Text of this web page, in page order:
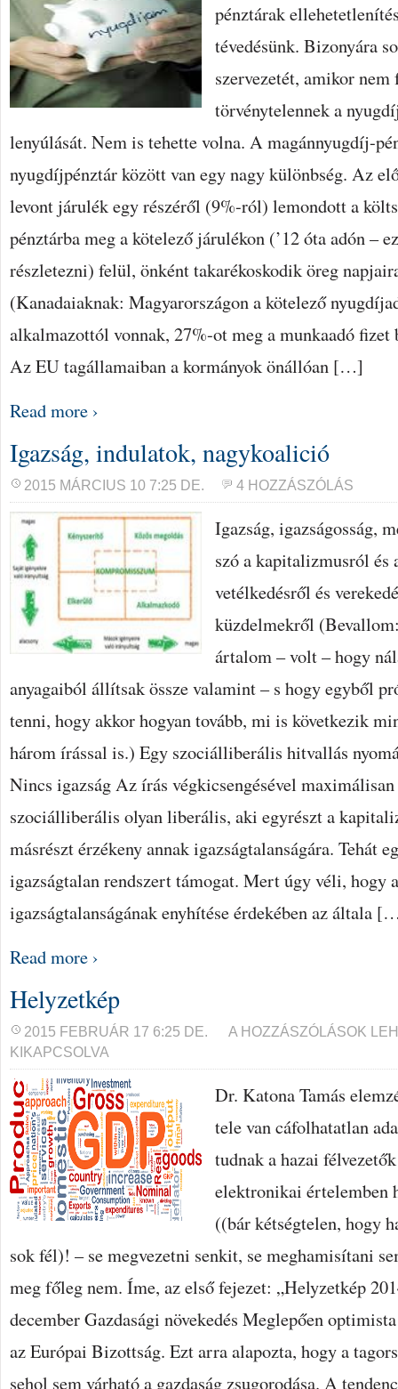
pénztárak
tévedésünk. Bizonyára
szervezetét, amikor nem
törvénytelennek a
lenyúlását. Nem is tehette volna. A magánnyugdíj-
nyugdíjpénztár között van egy nagy különbség. Az
levont járulék egy részéről (9%-ról) lemondott a
pénztárba meg a kötelező járulékon (’12 óta adón –
részletezni) felül, önként takarékoskodik öreg
(Kanadaiaknak: Magyarországon a kötelező
alkalmazottól vonnak, 27%-ot meg a munkaadó fizet
Az EU tagállamaiban a kormányok önállóan […]
Read more ›
Igazság, indulatok, nagykoalició
2015 MÁRCIUS 10 7:25 DE. 4 HOZZÁSZÓLÁS
Igazság, igazságosság,
szó a kapitalizmusról
vetélkedésről és
küzdelmekről
ártalom – volt – hogy
anyagaiból állítsak össze valamint – s hogy egyből
tenni, hogy akkor hogyan tovább, mi is következik
három írással is.) Egy szociálliberális hitvallás
Nincs igazság Az írás végkicsengésével
szociálliberális olyan liberális, aki egyrészt a
másrészt érzékeny annak igazságtalanságára. Tehát
igazságtalan rendszert támogat. Mert úgy véli, hogy
igazságtalanságának enyhítése érdekében az általa
Read more ›
Helyzetkép
2015 FEBRUÁR 17 6:25 DE.
HELYZETKÉP
A HOZZÁSZÓLÁSOK
KIKAPCSOLVA
Dr. Katona Tamás
tele van cáfolhatatlan
tudnak a hazai
elektronikai értelemben
((bár kétségtelen, hogy
sok fél)! – se megvezetni senkit, se meghamisítani
meg főleg nem. Íme, az első fejezet: „Helyzetkép
december Gazdasági növekedés Meglepően
az Európai Bizottság. Ezt arra alapozta, hogy a
sehol sem várható a gazdaság zsugorodása. A